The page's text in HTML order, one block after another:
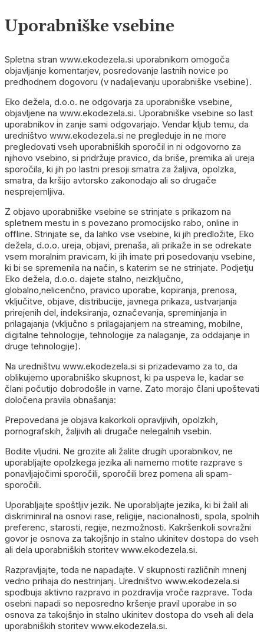
Uporabniške vsebine
Spletna stran www.ekodezela.si uporabnikom omogoča
objavljanje komentarjev, posredovanje lastnih novice po
predhodnem dogovoru (v nadaljevanju uporabniške vsebine).
Eko dežela, d.o.o. ne odgovarja za uporabniške vsebine,
objavljene na www.ekodezela.si. Uporabniške vsebine so last
uporabnikov in zanje sami odgovarjajo. Vendar kljub temu, da
uredništvo www.ekodezela.si ne pregleduje in ne more
pregledovati vseh uporabniških sporočil in ni odgovorno za
njihovo vsebino, si pridržuje pravico, da briše, premika ali ureja
sporočila, ki jih po lastni presoji smatra za žaljiva, opolzka,
smatra, da kršijo avtorsko zakonodajo ali so drugače
nesprejemljiva.
Z objavo uporabniške vsebine se strinjate s prikazom na
spletnem mestu in s povezano promocijsko rabo, online in
offline. Strinjate se, da lahko vse vsebine, ki jih predložite, Eko
dežela, d.o.o. ureja, objavi, prenaša, ali prikaže in se odrekate
vsem moralnim pravicam, ki jih imate pri posedovanju vsebine,
ki bi se spremenila na način, s katerim se ne strinjate. Podjetju
Eko dežela, d.o.o. dajete stalno, neizključno,
globalno,nelicenčno, pravico uporabe, kopiranja, prenosa,
vključitve, objave, distribucije, javnega prikaza, ustvarjanja
prirejenih del, indeksiranja, označevanja, spreminjanja in
prilagajanja (vključno s prilagajanjem na streaming, mobilne,
digitalne tehnologije, tehnologije za nalaganje, za oddajanje in
druge tehnologije).
Na uredništvu www.ekodezela.si si prizadevamo za to, da
oblikujemo uporabniško skupnost, ki pa uspeva le, kadar se
člani počutijo dobrodošle in varne. Zato morajo člani upoštevati
določena pravila obnašanja:
Prepovedana je objava kakorkoli opravljivih, opolzkih,
pornografskih, žaljivih ali drugače nelegalnih vsebin.
Bodite vljudni. Ne grozite ali žalite drugih uporabnikov, ne
uporabljajte opolzkega jezika ali namerno motite razprave s
ponavljajočimi sporočili, sporočili brez pomena ali spam-
sporočili.
Uporabljajte spoštljiv jezik. Ne uporabljajte jezika, ki bi žalil ali
diskriminiral na osnovi rase, religije, nacionalnosti, spola, spolnih
preferenc, starosti, regije, nezmožnosti. Kakršenkoli sovražni
govor je osnova za takojšnjo in stalno ukinitev dostopa do vseh
ali dela uporabniških storitev www.ekodezela.si.
Razpravljajte, toda ne napadajte. V skupnosti različnih mnenj
vedno prihaja do nestrinjanj. Uredništvo www.ekodezela.si
spodbuja aktivno razpravo in pozdravlja vroče razprave. Toda
osebni napadi so neposredno kršenje pravil uporabe in so
osnova za takojšnjo in stalno ukinitev dostopa do vseh ali dela
uporabniških storitev www.ekodezela.si.